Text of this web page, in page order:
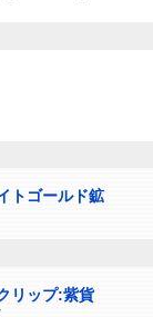
トゴールド鉱
リップ:紫貨